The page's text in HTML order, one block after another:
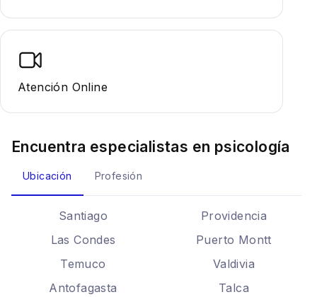
Atención Online
Encuentra especialistas en psicología
Ubicación Profesión
Santiago
Providencia
Las Condes
Puerto Montt
Temuco
Valdivia
Antofagasta
Talca